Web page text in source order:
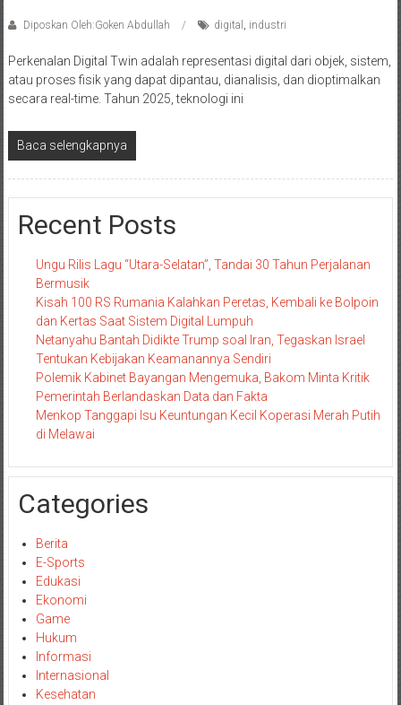
Diposkan Oleh:Goken Abdullah digital industri
Perkenalan Digital Twin adalah representasi digital dari objek, sistem,
atau proses fisik yang dapat dipantau, dianalisis, dan dioptimalkan
secara real-time. Tahun 2025, teknologi ini
Baca selengkapnya
Recent Posts
Ungu Rilis Lagu “Utara-Selatan”, Tandai 30 Tahun Perjalanan
Bermusik
Kisah 100 RS Rumania Kalahkan Peretas, Kembali ke Bolpoin
dan Kertas Saat Sistem Digital Lumpuh
Netanyahu Bantah Didikte Trump soal Iran, Tegaskan Israel
Tentukan Kebijakan Keamanannya Sendiri
Polemik Kabinet Bayangan Mengemuka, Bakom Minta Kritik
Pemerintah Berlandaskan Data dan Fakta
Menkop Tanggapi Isu Keuntungan Kecil Koperasi Merah Putih
di Melawai
Categories
Berita
E-Sports
Edukasi
Ekonomi
Game
Hukum
Informasi
Internasional
Kesehatan